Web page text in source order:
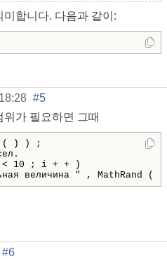
합니다. 다음과 같이:
#5
가 필요하면 그때
( ) )
;
< 10 ; i + +
)
величина " , MathRand (
#6